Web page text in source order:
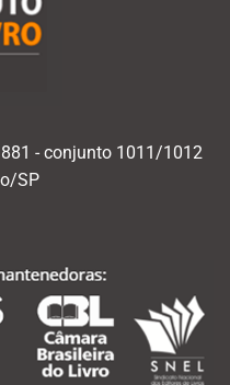
- conjunto 1011/1012
SP